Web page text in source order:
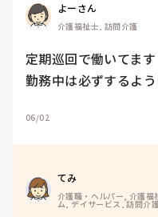
よーさん
介護福祉士, 訪問介護
定期巡回で働いてます
勤務中は必ずするよ
06/02
てみ
介護職・ヘルパー, 介護
ム, デイサービス, 訪問介